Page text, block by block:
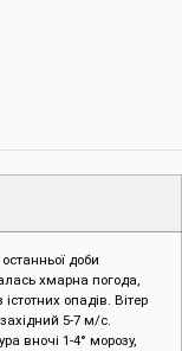
доби
хмарна погода,
істотних опадів. Вітер
5-7 м/с.
вночі 1-4° морозу,